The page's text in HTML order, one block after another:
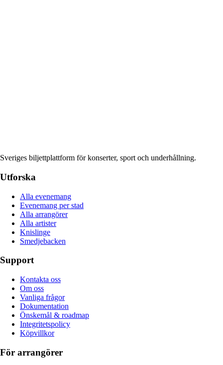
Sveriges biljettplattform för konserter, sport och underhållning.
Utforska
Alla evenemang
Evenemang per stad
Alla arrangörer
Alla artister
Knislinge
Smedjebacken
Support
Kontakta oss
Om oss
Vanliga frågor
Dokumentation
Önskemål & roadmap
Integritetspolicy
Köpvillkor
För arrangörer